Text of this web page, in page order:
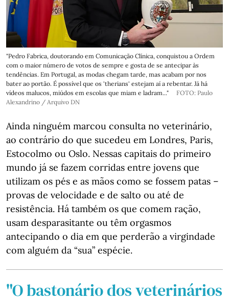
"Pedro Fabrica, doutorando em Comunicação Clínica, conquistou a Ordem
com o maior número de votos de sempre e gosta de se antecipar às
tendências. Em Portugal, as modas chegam tarde, mas acabam por nos
bater ao portão. É possível que os 'therians' estejam aí a rebentar. Já há
vídeos malucos, miúdos em escolas que miam e ladram..."
FOTO: Paulo
Alexandrino / Arquivo DN
Ainda ninguém marcou consulta no veterinário,
ao contrário do que sucedeu em Londres, Paris,
Estocolmo ou Oslo. Nessas capitais do primeiro
mundo já se fazem corridas entre jovens que
utilizam os pés e as mãos como se fossem patas –
provas de velocidade e de salto ou até de
resistência. Há também os que comem ração,
usam desparasitante ou têm orgasmos
antecipando o dia em que perderão a virgindade
com alguém da “sua” espécie.
"O bastonário dos veterinários